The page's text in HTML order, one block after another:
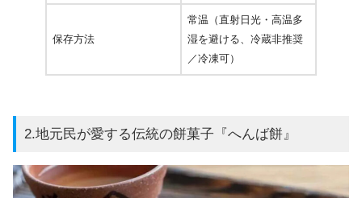
保存方法
常温（直射日光・高温多
湿を避ける、冷蔵非推奨
／冷凍可）
2.地元民が愛する伝統の餅菓子『へんば餅』